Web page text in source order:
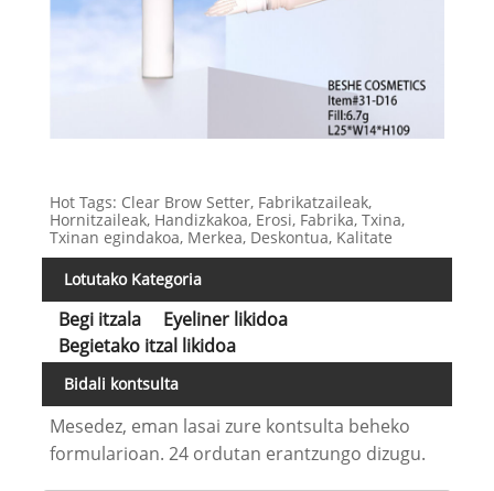
Hot Tags: Clear Brow Setter, Fabrikatzaileak,
Hornitzaileak, Handizkakoa, Erosi, Fabrika, Txina,
Txinan egindakoa, Merkea, Deskontua, Kalitate
Lotutako Kategoria
Begi itzala
Eyeliner likidoa
Begietako itzal likidoa
Bidali kontsulta
Mesedez, eman lasai zure kontsulta beheko
formularioan. 24 ordutan erantzungo dizugu.